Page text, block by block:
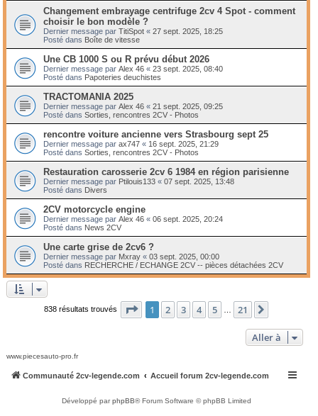
Changement embrayage centrifuge 2cv 4 Spot - comment
choisir le bon modèle ?
Dernier message par TitiSpot « 27 sept. 2025, 18:25
Posté dans Boîte de vitesse
Une CB 1000 S ou R prévu début 2026
Dernier message par Alex 46 « 23 sept. 2025, 08:40
Posté dans Papoteries deuchistes
TRACTOMANIA 2025
Dernier message par Alex 46 « 21 sept. 2025, 09:25
Posté dans Sorties, rencontres 2CV - Photos
rencontre voiture ancienne vers Strasbourg sept 25
Dernier message par ax747 « 16 sept. 2025, 21:29
Posté dans Sorties, rencontres 2CV - Photos
Restauration carosserie 2cv 6 1984 en région parisienne
Dernier message par Ptilouis133 « 07 sept. 2025, 13:48
Posté dans Divers
2CV motorcycle engine
Dernier message par Alex 46 « 06 sept. 2025, 20:24
Posté dans News 2CV
Une carte grise de 2cv6 ?
Dernier message par Mxray « 03 sept. 2025, 00:00
Posté dans RECHERCHE / ECHANGE 2CV -- pièces détachées 2CV
838 résultats trouvés Page 1sur21
1 2 3 4 5 21
Aller à
www.piecesauto-pro.fr
Communauté 2cv-legende.com Accueil forum 2cv-legende.com
Développé parphpBB® Forum Software © phpBB Limited